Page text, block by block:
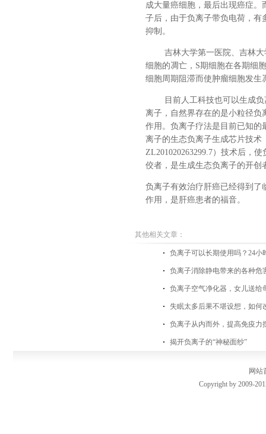
成大量癌细胞，最后出现癌症
子后，由于负离子带负电荷，有
抑制。
吉林大学第一医院、吉林
细胞的凋亡，S期细胞在各期细
细胞周期阻滞而使肿瘤细胞发生
目前人工科技也可以生成
离子，自然界存在的是小粒径负
作用。 负离子疗法是目前已知的
离子的生态负离子生成芯片技术
ZL201020263299.7）技术后，
佼者，是生成生态负离子的开创
负离子有效治疗肝癌已经得到了
作用，是肝癌患者的福音。
其他相关文章：
负离子可以长期使用吗？24小
负离子消除静电带来的各种危
负离子空气净化器，女儿送给
失眠太多后果不堪设想，如何
负离子从内而外，提高免疫力
揭开负离子的“神秘面纱”
网站
Copyright by 2009-